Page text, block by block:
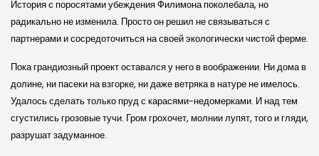
История с поросятами убеждения Филимона поколебала, но
радикально не изменила. Просто он решил не связываться с
партнерами и сосредоточиться на своей экологически чистой ферме.
Пока грандиозный проект оставался у него в воображении. Ни дома в
долине, ни пасеки на взгорке, ни даже ветряка в натуре не имелось.
Удалось сделать только пруд с карасями-недомерками. И над тем
сгустились грозовые тучи. Гром грохочет, молнии лупят, того и гляди,
разрушат задуманное.